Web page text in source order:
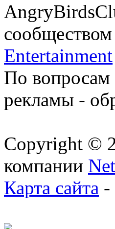
сообществом
Entertainment
По вопросам
рекламы -
Copyright ©
компании
Карта сайта -